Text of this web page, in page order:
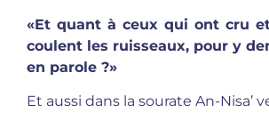
«Et quant à ceux qui ont cru
coulent les ruisseaux, pour y
en parole ?»
Et aussi dans la sourate An-Nisa’